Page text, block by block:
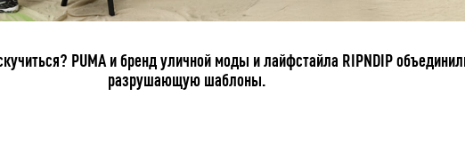
PUMA и бренд уличной моды и лайфстайла RIPNDIP
разрушающую шаблоны.